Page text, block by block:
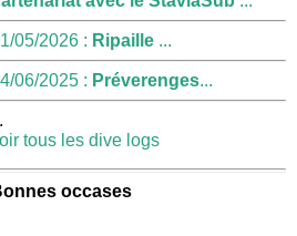
05/2026 : Ripaille ...
06/2025 : Préverenges...
tous les dive logs
occases